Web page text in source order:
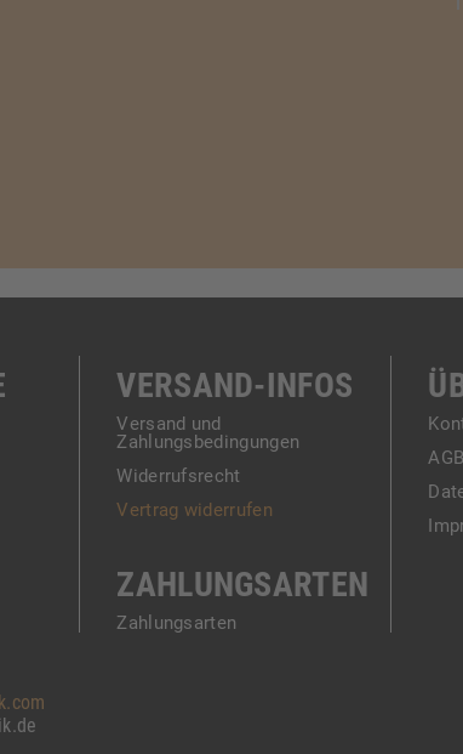
VERSAND-INFOS
Versand und
Zahlungsbedingungen
Widerrufsrecht
Vertrag widerrufen
ZAHLUNGSARTEN
Zahlungsarten
AGB